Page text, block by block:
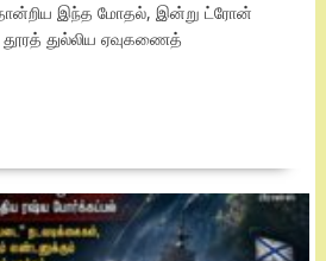
இந்த மோதல், இன்று ட்ரோன்
துல்லிய ஏவுகணைத்